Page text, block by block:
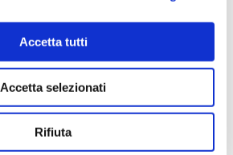
Accetta tutti
Accetta selezionati
Rifiuta
Pagina aggiornata il 04/08/2020